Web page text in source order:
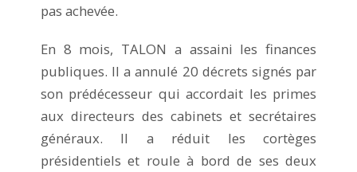
pas achevée.
En 8 mois, TALON a assaini les finances
publiques. Il a annulé 20 décrets signés par
son prédécesseur qui accordait les primes
aux directeurs des cabinets et secrétaires
généraux. Il a réduit les cortèges
présidentiels et roule à bord de ses deux